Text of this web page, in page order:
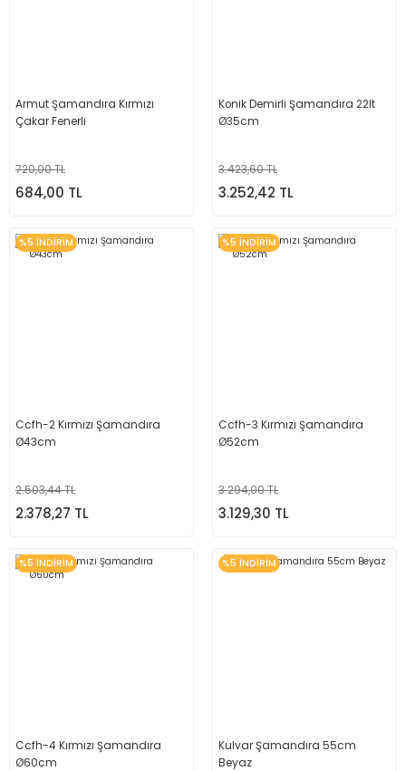
Armut Şamandıra Kırmızı
Çakar Fenerli
720,00 TL
684,00 TL
Konik Demirli Şamandıra 22lt
Ø35cm
3.423,60 TL
3.252,42 TL
%5 İNDİRİM
Ccfh-2 Kırmızı Şamandıra
Ø43cm
2.503,44 TL
2.378,27 TL
%5 İNDİRİM
Ccfh-3 Kırmızı Şamandıra
Ø52cm
3.294,00 TL
3.129,30 TL
%5 İNDİRİM
Ccfh-4 Kırmızı Şamandıra
Ø60cm
%5 İNDİRİM
Kulvar Şamandıra 55cm
Beyaz